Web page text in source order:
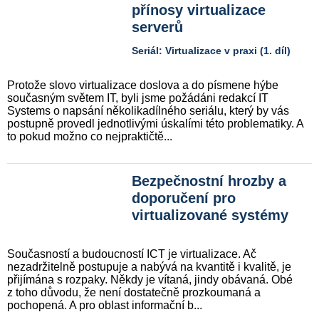
přínosy virtualizace
serverů
Seriál: Virtualizace v praxi (1. díl)
Protože slovo virtualizace doslova a do písmene hýbe
současným světem IT, byli jsme požádáni redakcí IT
Systems o napsání několikadílného seriálu, který by vás
postupně provedl jednotlivými úskalími této problematiky. A
to pokud možno co nejpraktičtě...
Bezpečnostní hrozby a
doporučení pro
virtualizované systémy
Současností a budoucností ICT je virtualizace. Ač
nezadržitelně postupuje a nabývá na kvantitě i kvalitě, je
přijímána s rozpaky. Někdy je vítaná, jindy obávaná. Obé
z toho důvodu, že není dostatečně prozkoumaná a
pochopená. A pro oblast informační b...